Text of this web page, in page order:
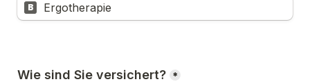
B Ergotherapie
Wie sind Sie versichert? *